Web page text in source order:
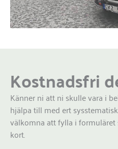
Kostnadsfri
Känner ni att ni skulle vara i
hjälpa till med ert
välkomna att fylla i
kort.